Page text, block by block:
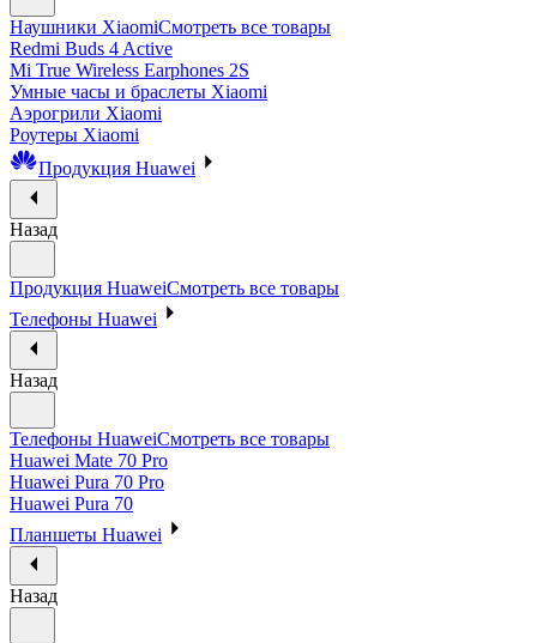
Наушники XiaomiСмотреть все товары
Redmi Buds 4 Active
Mi True Wireless Earphones 2S
Умные часы и браслеты Xiaomi
Аэрогрили Xiaomi
Роутеры Xiaomi
Продукция Huawei
Назад
Продукция HuaweiСмотреть все товары
Телефоны Huawei
Назад
Телефоны HuaweiСмотреть все товары
Huawei Mate 70 Pro
Huawei Pura 70 Pro
Huawei Pura 70
Планшеты Huawei
Назад